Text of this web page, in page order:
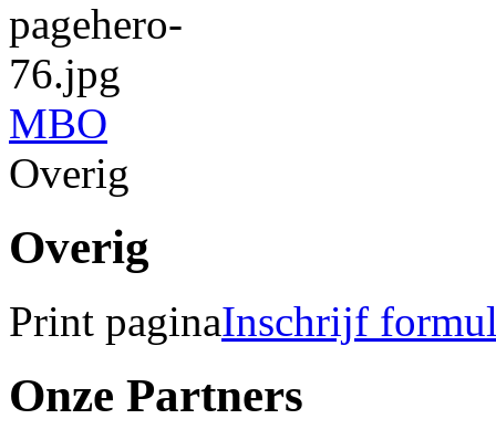
MBO
Overig
Overig
Print paginaInschrijf
Onze Partners